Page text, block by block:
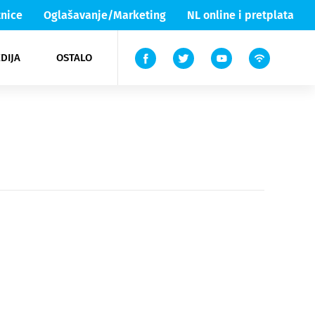
Oglašavanje/Marketing NL online i pretplata
OSTALO
Lika & Senj
TV